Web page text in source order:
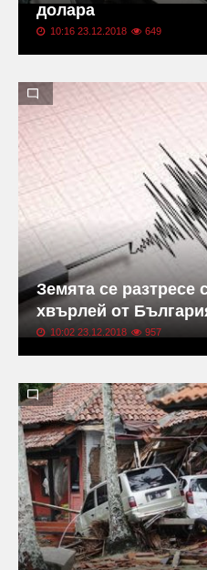
долара
10:16 23.12.2018 649
Земята се разтресе
хвърлей от
10:02 23.12.2018 957